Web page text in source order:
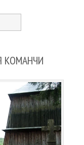
КОМАНЧИ